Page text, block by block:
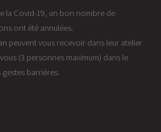
la Covid-19, un bon nombre de
ont été annulées.
peuvent vous recevoir dans leur atelier
(3 personnes maximum) dans le
barrières.